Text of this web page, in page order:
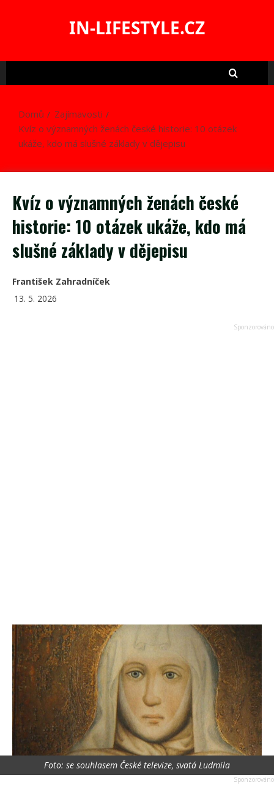
IN-LIFESTYLE.CZ
Domů
Zajímavosti
Kvíz o významných ženách české historie: 10 otázek
ukáže, kdo má slušné základy v dějepisu
Kvíz o významných ženách české
historie: 10 otázek ukáže, kdo má
slušné základy v dějepisu
František Zahradníček
13. 5. 2026
Foto: se souhlasem České televize, svatá Ludmila